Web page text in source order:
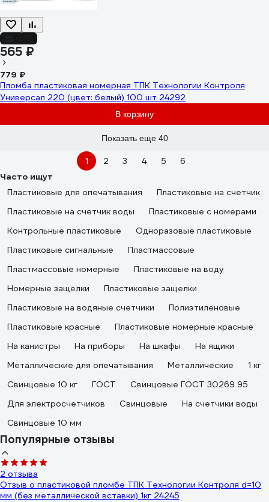
565 ₽
779 ₽
Пломба пластиковая номерная ТПК Технологии Контроля
Универсал 220 (цвет: белый) 100 шт 24292
В корзину
Показать еще 40
1 2 3 4 5
6
Часто ищут
Пластиковые для опечатывания
Пластиковые на счетчик
Пластиковые на счетчик воды
Пластиковые с номерами
Контрольные пластиковые
Одноразовые пластиковые
Пластиковые сигнальные
Пластмассовые
Пластмассовые номерные
Пластиковые на воду
Номерные защелки
Пластиковые защелки
Пластиковые на водяные счетчики
Полиэтиленовые
Пластиковые красные
Пластиковые номерные красные
На канистры
На приборы На шкафы
На ящики
Металлические для опечатывания
Металлические
1 кг
Свинцовые 10 кг
ГОСТ
Свинцовые ГОСТ 30269 95
Для электросчетчиков
Свинцовые
На счетчики воды
Свинцовые 10 мм
Популярные отзывы
2 отзыва
Отзыв о пластиковой пломбе ТПК Технологии Контроля d=10
мм (без металлической вставки) 1кг 24245